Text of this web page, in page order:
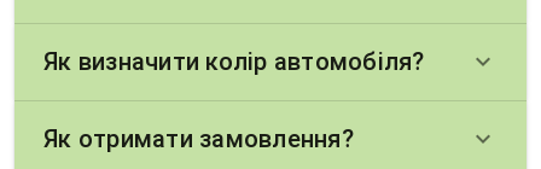
Як визначити колір автомобіля? keyboard_arrow_down
Як отримати замовлення? keyboard_arrow_down